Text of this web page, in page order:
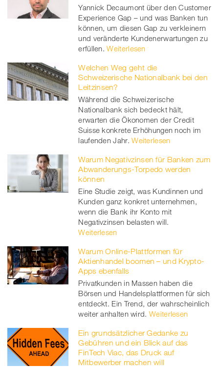
Yannick Decaumont über den Customer
Experience Gap – und was Banken tun
können, um diesen Gap zu verkleinern
und veränderte Kundenerwartungen zu
erfüllen. Weiterlesen
Welchen Weg geht die
Schweizerische Nationalbank bei den
Leitzinsen?
Während die Schweizerische
Nationalbank sich bedeckt hält,
erwarten die Ökonomen der Credit
Suisse konkrete Erhöhungen noch im
laufenden Jahr. Weiterlesen
Warum Negativzinsen für Banken zum
Abwanderungs-Torpedo werden
können
Eine Studie zeigt, was Kundinnen und
Kunden ganz konkret unternehmen,
wenn die Bank ihr Konto mit
Negativzinsen belasten will.
Weiterlesen
Warum Online-Plattformen für
Aktienhandel boomen – und Krypto-
Apps ebenfalls
Privatkunden in Massen haben die
Börsen und Handelsplattformen für sich
entdeckt. Ein Trend, der wahrscheinlich
weiter anhalten wird. Weiterlesen
Ein grundsätzlicher Gedanke zu
Gebühren und ein Blick auf das
FinTech Viac, das Druck auf
Mitbewerber machen will